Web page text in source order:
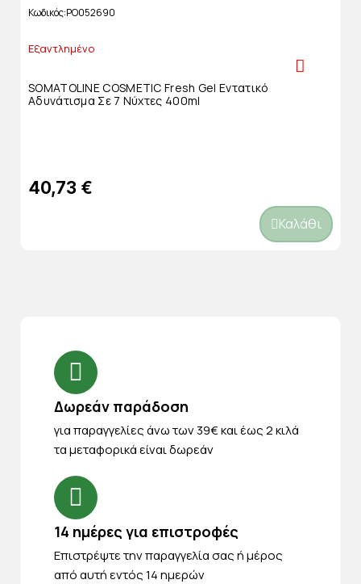
Κωδικός PO052690
Εξαντλημένο
SOMATOLINE COSMETIC Fresh Gel Εντατικό
Αδυνάτισμα Σε 7 Νύχτες 400ml
40,73 €
Καλάθι
Δωρεάν παράδοση
για παραγγελίες άνω των 39€ και έως 2 κιλά
τα μεταφορικά είναι δωρεάν
14 ημέρες για επιστροφές
Eπιστρέψτε την παραγγελία σας ή μέρος
από αυτή εντός 14 ημερών